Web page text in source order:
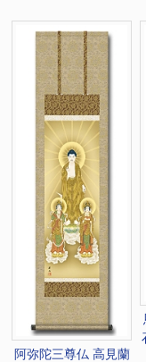
阿弥陀三尊仏 高見蘭